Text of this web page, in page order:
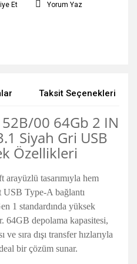
Et Yorum Yaz
Taksit Seçenekleri
00 64Gb 2 IN
Siyah Gri USB
Özellikleri
tasarımıyla hem
Type-A bağlantı
1 standardında yüksek
64GB depolama kapasitesi,
sıra dışı transfer hızlarıyla
bir çözüm sunar.